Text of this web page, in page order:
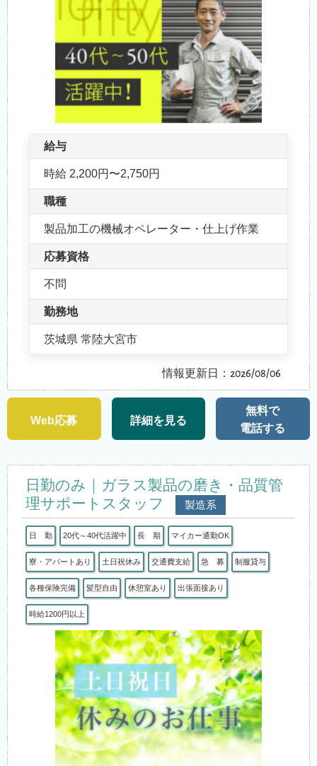
給与
時給 2,200円〜2,750円
職種
製品加工の機械オペレーター・仕上げ作業
応募資格
不問
勤務地
茨城県 常陸大宮市
情報更新日：2026/08/06
Web応募 詳細を見る
無料で
電話する
日勤のみ｜ガラス製品の磨き・品質管
理サポートスタッフ
製造系
日 勤 20代～40代活躍中 長 期 マイカー通勤OK
寮・アパートあり 土日祝休み 交通費支給 急 募 制服貸与
各種保険完備 髪型自由 休憩室あり 出張面接あり
時給1200円以上